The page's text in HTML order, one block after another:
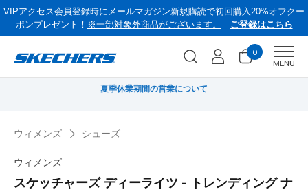
VIPアクセス会員登録時にメールマガジン新規購読で初回購入20%オフクー
ポンプレゼント！ ※一部対象外商品がございます。 ご登録はこちら
0
MENU
スケッチャーズ × Britto 公式通販サイトでも販
ウィメンズ シューズ
ウィメンズ
スケッチャーズ ディーライツ - トレンディング ナ